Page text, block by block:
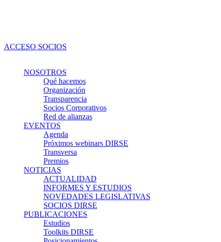
ACCESO SOCIOS
NOSOTROS
Qué hacemos
Organización
Transparencia
Socios Corporativos
Red de alianzas
EVENTOS
Agenda
Próximos webinars DIRSE
Transversa
Premios
NOTICIAS
ACTUALIDAD
INFORMES Y ESTUDIOS
NOVEDADES LEGISLATIVAS
SOCIOS DIRSE
PUBLICACIONES
Estudios
Toolkits DIRSE